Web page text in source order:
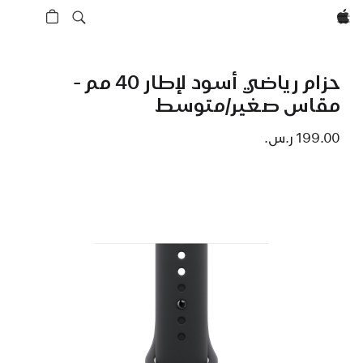
Apple‏
حزام رياضي أسود لإطار 40 مم -
مقاس صغير/متوسط
199.00 ر.س.‏